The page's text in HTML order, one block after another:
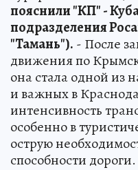
пояснили "КП" -
подразделения
"Тамань"). - После
движения по
она стала одной из
и важных в
интенсивность
особенно в
острую
способности дороги.